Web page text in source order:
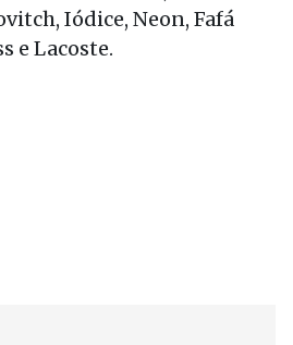
Iódice, Neon, Fafá
e Lacoste.